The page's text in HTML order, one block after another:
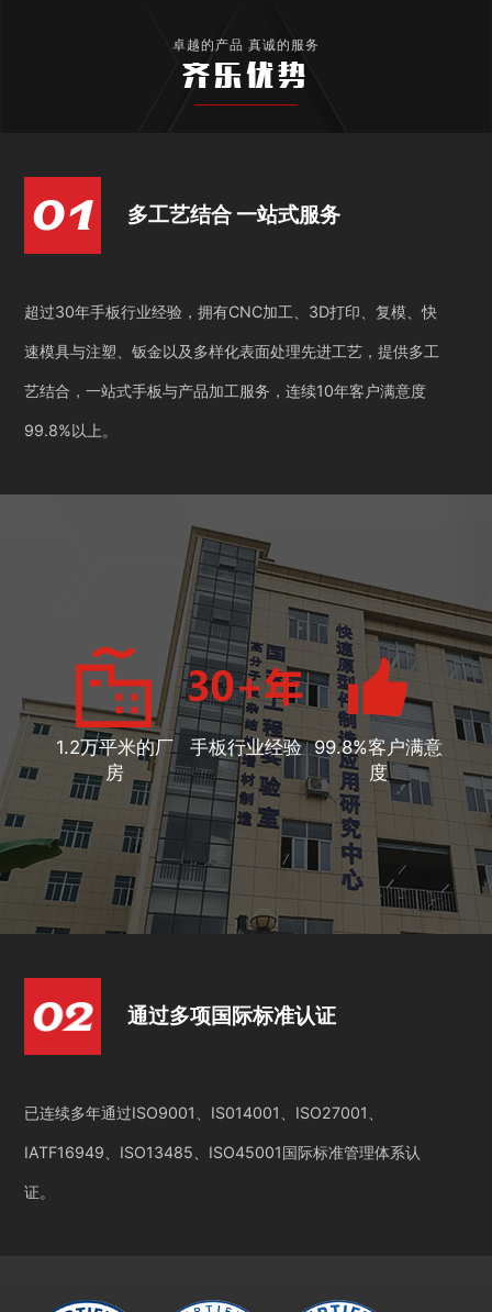
卓越的产品 真诚的服务
齐乐优势
多工艺结合 一站式服务
超过30年手板行业经验，拥有CNC加工、3D打印、复模、快
速模具与注塑、钣金以及多样化表面处理先进工艺，提供多工
艺结合，一站式手板与产品加工服务，连续10年客户满意度
99.8%以上。
1.2万平米的厂
房
手板行业经验 99.8%客户满意
度
通过多项国际标准认证
已连续多年通过ISO9001、IS014001、ISO27001、
IATF16949、ISO13485、ISO45001国际标准管理体系认
证。